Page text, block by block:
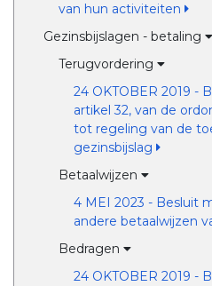
van hun activiteiten
Gezinsbijslagen - betaling
Terugvordering
24 OKTOBER 2019 -
artikel 32, van de
tot regeling van de
gezinsbijslag
Betaalwijzen
4 MEI 2023 - Besluit
andere betaalwijzen
Bedragen
24 OKTOBER 2019 -